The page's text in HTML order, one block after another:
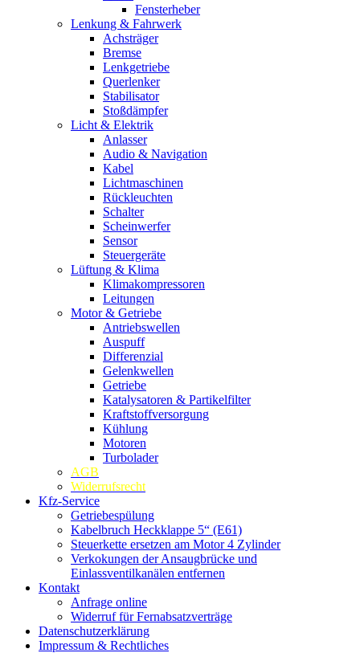
Fensterheber
Lenkung & Fahrwerk
Achsträger
Bremse
Lenkgetriebe
Querlenker
Stabilisator
Stoßdämpfer
Licht & Elektrik
Anlasser
Audio & Navigation
Kabel
Lichtmaschinen
Rückleuchten
Schalter
Scheinwerfer
Sensor
Steuergeräte
Lüftung & Klima
Klimakompressoren
Leitungen
Motor & Getriebe
Antriebswellen
Auspuff
Differenzial
Gelenkwellen
Getriebe
Katalysatoren & Partikelfilter
Kraftstoffversorgung
Kühlung
Motoren
Turbolader
AGB
Widerrufsrecht
Kfz-Service
Getriebespülung
Kabelbruch Heckklappe 5“ (E61)
Steuerkette ersetzen am Motor 4 Zylinder
Verkokungen der Ansaugbrücke und
Einlassventilkanälen entfernen
Kontakt
Anfrage online
Widerruf für Fernabsatzverträge
Datenschutzerklärung
Impressum & Rechtliches